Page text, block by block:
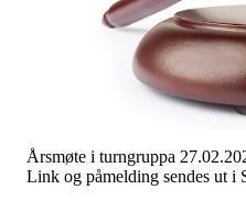
Årsmøte i turngruppa
Link og påmelding sendes ut i